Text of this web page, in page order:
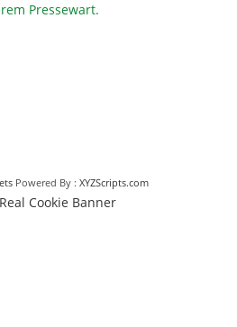
Pressewart.
Powered By : XYZScripts.com
Cookie Banner